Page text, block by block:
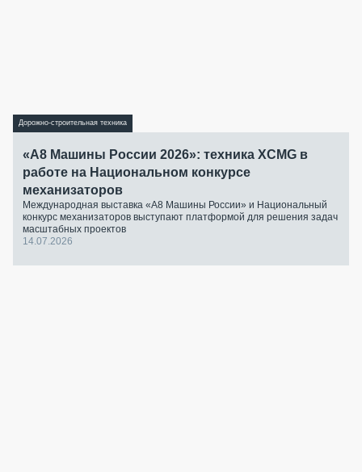
Дорожно-строительная техника
«А8 Машины России 2026»: техника XCMG в
работе на Национальном конкурсе
механизаторов
Международная выставка «А8 Машины России» и Национальный
конкурс механизаторов выступают платформой для решения задач
масштабных проектов
14.07.2026